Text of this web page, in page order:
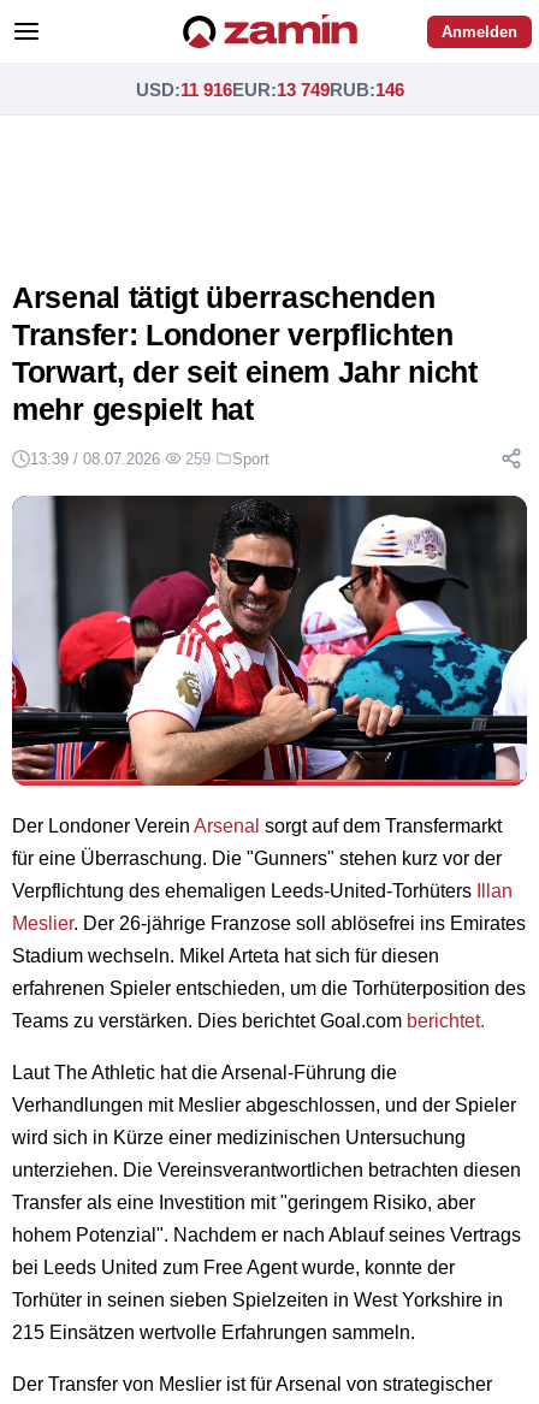
Anmelden
USD:11 916EUR:13 749RUB:146
Arsenal tätigt überraschenden
Transfer: Londoner verpflichten
Torwart, der seit einem Jahr nicht
mehr gespielt hat
13:39 / 08.07.2026· 259· Sport
Der Londoner Verein Arsenal sorgt auf dem Transfermarkt
für eine Überraschung. Die "Gunners" stehen kurz vor der
Verpflichtung des ehemaligen Leeds-United-Torhüters
Illan
Meslier. Der 26-jährige Franzose soll ablösefrei ins Emirates
Stadium wechseln. Mikel Arteta hat sich für diesen
erfahrenen Spieler entschieden, um die Torhüterposition des
Teams zu verstärken. Dies berichtet Goal.com berichtet.
Laut The Athletic hat die Arsenal-Führung die
Verhandlungen mit Meslier abgeschlossen, und der Spieler
wird sich in Kürze einer medizinischen Untersuchung
unterziehen. Die Vereinsverantwortlichen betrachten diesen
Transfer als eine Investition mit "geringem Risiko, aber
hohem Potenzial". Nachdem er nach Ablauf seines Vertrags
bei Leeds United zum Free Agent wurde, konnte der
Torhüter in seinen sieben Spielzeiten in West Yorkshire in
215 Einsätzen wertvolle Erfahrungen sammeln.
Der Transfer von Meslier ist für Arsenal von strategischer